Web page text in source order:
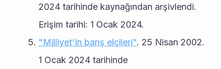
2024 tarihinde kaynağından arşivlendi.
Erişim tarihi: 1 Ocak 2024.
"Milliyet'in barış elçileri". 25 Nisan 2002.
1 Ocak 2024 tarihinde